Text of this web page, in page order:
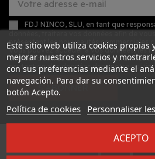
FDJ NINCO, SLU, en tant que
présentant les nouveautés commerciales
Vous pouvez accéder à vos données, les
exercer d'autres droits en consultant les
protection des données dans notre
S’ABONNER
Desarrollado por
Este sitio web utiliza cookies propias
mejorar nuestros servicios y
con sus preferencias mediante el
navegación. Para dar su
botón Acepto.
Política de cookies Personnaliser
ACEPTO